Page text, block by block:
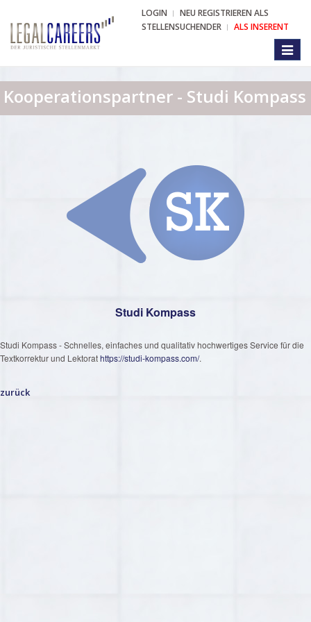
LOGIN
NEU REGISTRIEREN ALS
STELLENSUCHENDER
ALS INSERENT
Kooperationspartner - Studi Kompass
Studi Kompass
Studi Kompass - Schnelles, einfaches und qualitativ hochwertiges Service für die
Textkorrektur und Lektorathttps://studi-kompass.com/.
zurück